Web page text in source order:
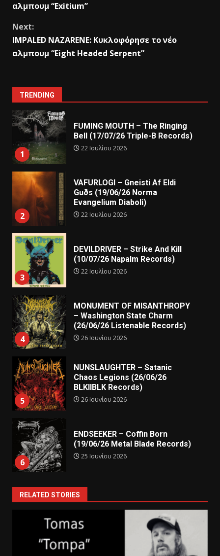
αλμπουμ “Exitium”
Next:
IMPALED NAZARENE: Κυκλοφόρησε το νέο
αλμπουμ “Eight Headed Serpent”
TRENDING
1
FUMING MOUTH – The Ringing
Bell (17/07/26 Triple-B Records)
22 Ιουλίου 2026
2
VAFURLOGI – Gneisti Af Eldi
Guðs (19/06/26 Norma
Evangelium Diaboli)
22 Ιουλίου 2026
3
DEVILDRIVER – Strike And Kill
(10/07/26 Napalm Records)
22 Ιουλίου 2026
4
MONUMENT OF MISANTHROPY
– Washington State Charm
(26/06/26 Listenable Records)
26 Ιουνίου 2026
5
NUNSLAUGHTER – Satanic
Chaos Legions (26/06/26
BLKIIBLK Records)
26 Ιουνίου 2026
6
ENDSEEKER – Coffin Born
(19/06/26 Metal Blade Records)
25 Ιουνίου 2026
RELATED STORIES